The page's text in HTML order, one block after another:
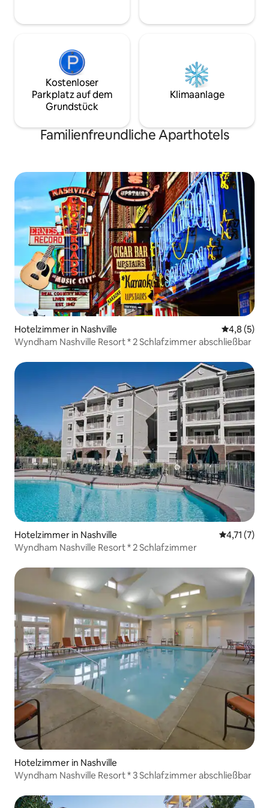
Kostenloser
Parkplatz auf dem
Grundstück
Klimaanlage
Familienfreundliche Aparthotels
Hotelzimmer in Nashville
4,8 (5)
Wyndham Nashville Resort * 2 Schlafzimmer abschließbar
Hotelzimmer in Nashville
4,71 (7)
Wyndham Nashville Resort * 2 Schlafzimmer
Hotelzimmer in Nashville
Wyndham Nashville Resort * 3 Schlafzimmer abschließbar